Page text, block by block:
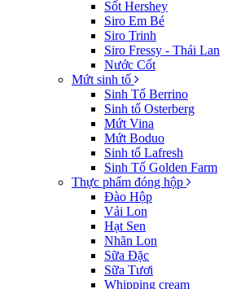
Sốt Hershey
Siro Em Bé
Siro Trinh
Siro Fressy - Thái Lan
Nước Cốt
Mứt sinh tố
Sinh Tố Berrino
Sinh tố Osterberg
Mứt Vina
Mứt Boduo
Sinh tố Lafresh
Sinh Tố Golden Farm
Thực phẩm đóng hộp
Đào Hộp
Vải Lon
Hạt Sen
Nhãn Lon
Sữa Đặc
Sữa Tươi
Whipping cream